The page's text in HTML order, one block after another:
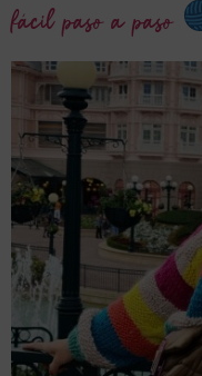
fácil paso a paso